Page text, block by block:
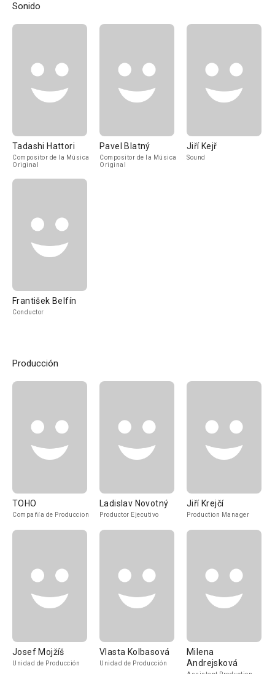
Sonido
Tadashi Hattori
Compositor de la Música
Original
Pavel Blatný
Compositor de la Música
Original
Jiří Kejř
Sound
František Belfín
Conductor
Producción
TOHO
Compañía de Produccion
Ladislav Novotný
Productor Ejecutivo
Jiří Krejčí
Production Manager
Josef Mojžíš
Unidad de Producción
Vlasta Kolbasová
Unidad de Producción
Milena
Andrejsková